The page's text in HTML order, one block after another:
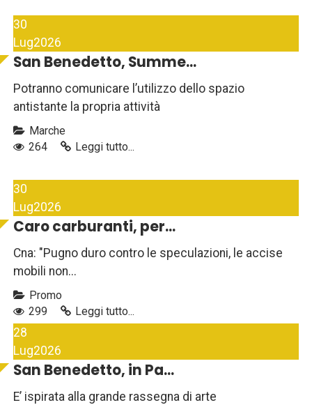
30
Lug2026
San Benedetto, Summe...
Potranno comunicare l’utilizzo dello spazio
antistante la propria attività
Marche
264
Leggi tutto...
30
Lug2026
Caro carburanti, per...
Cna: "Pugno duro contro le speculazioni, le accise
mobili non...
Promo
299
Leggi tutto...
28
Lug2026
San Benedetto, in Pa...
E’ ispirata alla grande rassegna di arte